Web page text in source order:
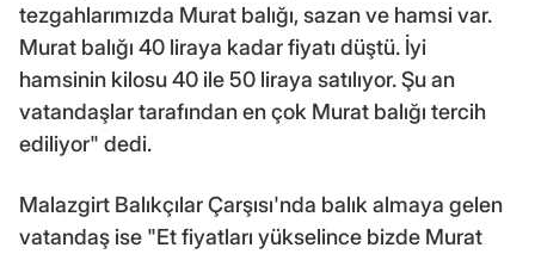
tezgahlarımızda Murat balığı, sazan ve hamsi var.
Murat balığı 40 liraya kadar fiyatı düştü. İyi
hamsinin kilosu 40 ile 50 liraya satılıyor. Şu an
vatandaşlar tarafından en çok Murat balığı tercih
ediliyor" dedi.
Malazgirt Balıkçılar Çarşısı'nda balık almaya gelen
vatandaş ise "Et fiyatları yükselince bizde Murat